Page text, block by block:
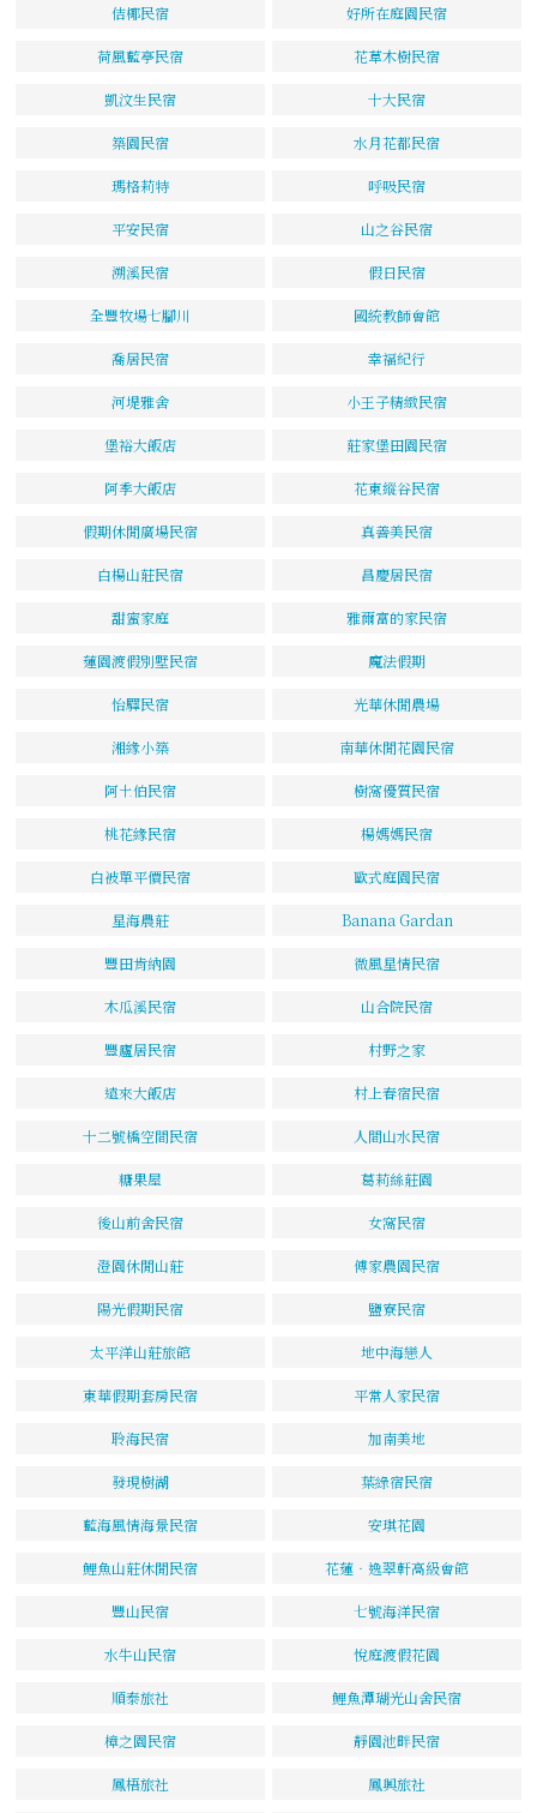
佶椰民宿 好所在庭園民宿
荷風藍亭民宿 花草木樹民宿
凱汶生民宿 十大民宿
築園民宿 水月花都民宿
瑪格莉特 呼吸民宿
平安民宿 山之谷民宿
溯溪民宿 假日民宿
全豐牧場七腳川 國統教師會館
喬居民宿 幸福紀行
河堤雅舍 小王子精緻民宿
堡裕大飯店 莊家堡田園民宿
阿季大飯店 花東縱谷民宿
假期休閒廣場民宿 真善美民宿
白楊山莊民宿 昌慶居民宿
甜蜜家庭 雅爾富的家民宿
蓮園渡假別墅民宿 魔法假期
怡驛民宿 光華休閒農場
湘緣小築 南華休閒花園民宿
阿土伯民宿 樹窩優質民宿
桃花緣民宿 楊媽媽民宿
白被單平價民宿 歐式庭園民宿
星海農莊 Banana Gardan
豐田肯納園 微風星情民宿
木瓜溪民宿 山合院民宿
豐廬居民宿 村野之家
遠來大飯店 村上春宿民宿
十二號橋空間民宿 人間山水民宿
糖果屋 葛莉絲莊園
後山前舍民宿 女窩民宿
澄園休閒山莊 傅家農園民宿
陽光假期民宿 鹽寮民宿
太平洋山莊旅館 地中海戀人
東華假期套房民宿 平常人家民宿
聆海民宿 加南美地
發現樹湖 葉綠宿民宿
藍海風情海景民宿 安琪花園
鯉魚山莊休閒民宿 花蓮‧逸翠軒高級會館
豐山民宿 七號海洋民宿
水牛山民宿 悅庭渡假花園
順泰旅社 鯉魚潭瑚光山舍民宿
樟之園民宿 靜園池畔民宿
鳳梧旅社 鳳興旅社